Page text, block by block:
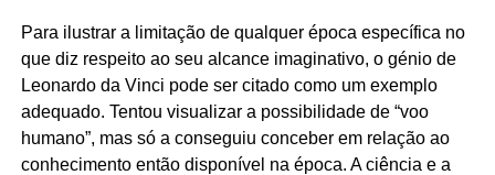
Para ilustrar a limitação de qualquer época específica no
que diz respeito ao seu alcance imaginativo, o génio de
Leonardo da Vinci pode ser citado como um exemplo
adequado. Tentou visualizar a possibilidade de “voo
humano”, mas só a conseguiu conceber em relação ao
conhecimento então disponível na época. A ciência e a